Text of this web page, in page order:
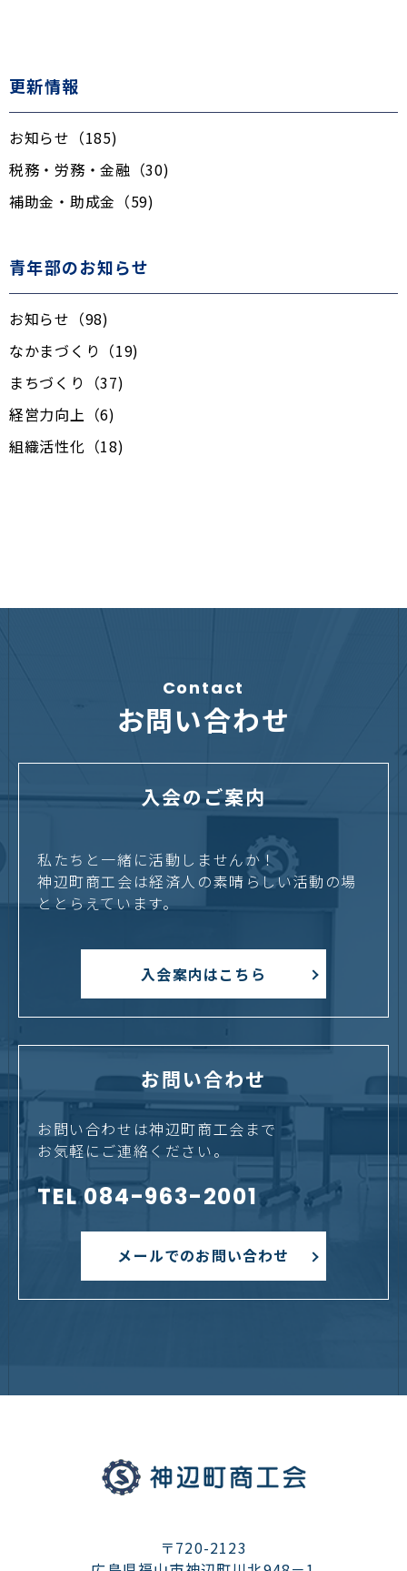
更新情報
お知らせ（185)
税務・労務・金融（30)
補助金・助成金（59)
青年部のお知らせ
お知らせ（98)
なかまづくり（19)
まちづくり（37)
経営力向上（6)
組織活性化（18)
Contact
お問い合わせ
入会のご案内
私たちと一緒に活動しませんか！
神辺町商工会は経済人の素晴らしい活動の場
ととらえています。
入会案内はこちら
お問い合わせ
お問い合わせは神辺町商工会まで
お気軽にご連絡ください。
TEL 084-963-2001
メールでのお問い合わせ
〒720-2123